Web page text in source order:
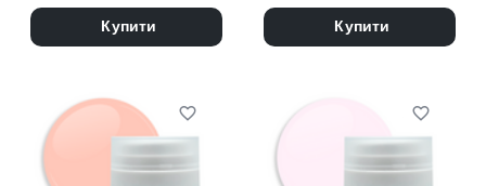
Купити Купити